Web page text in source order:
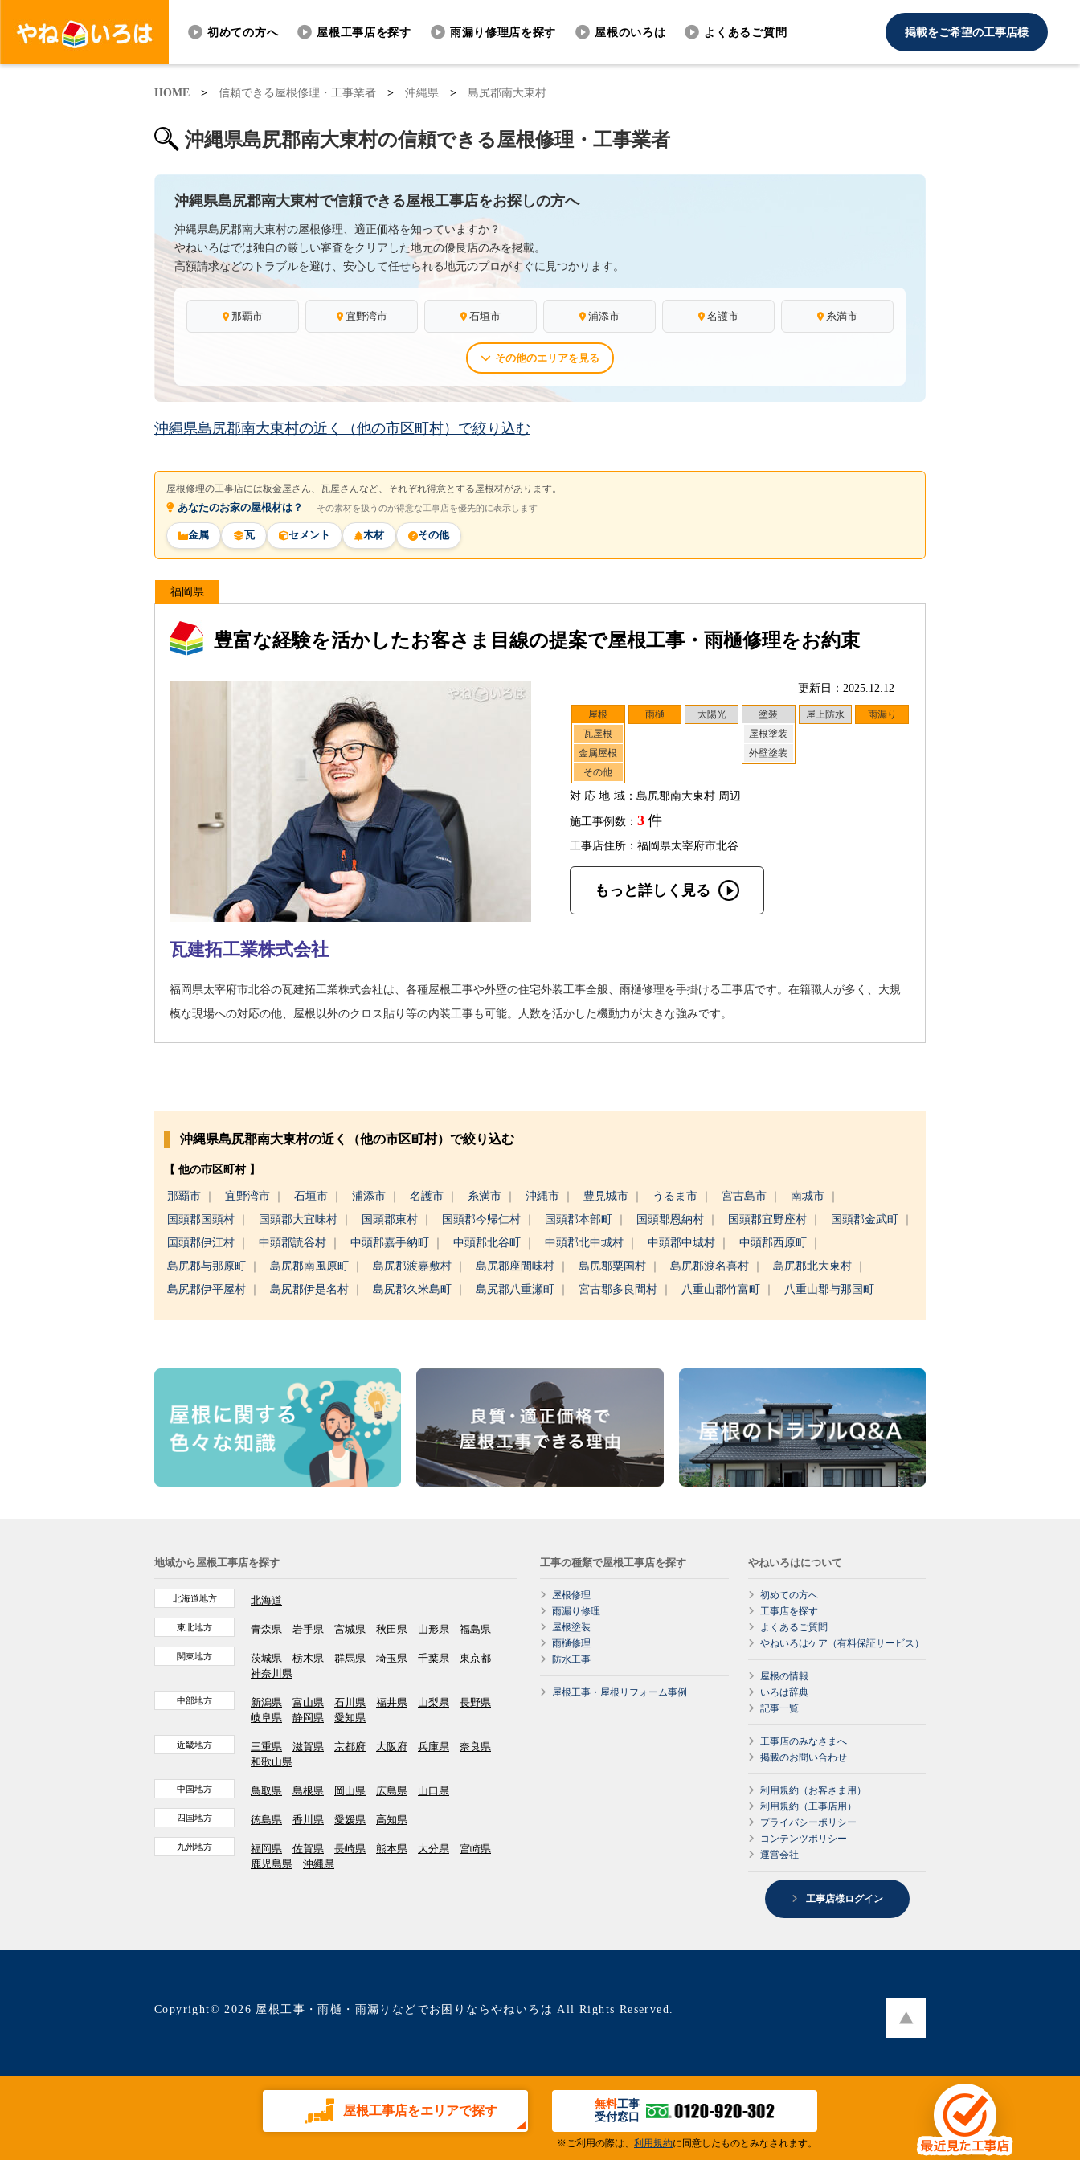
初めての方へ 屋根工事店を探す 雨漏り修理店を探す 屋根のいろは よくあるご質問 掲載をご希望の工事店様
HOME > 信頼できる屋根修理・工事業者 > 沖縄県 > 島尻郡南大東村
沖縄県島尻郡南大東村の信頼できる屋根修理・工事業者
沖縄県島尻郡南大東村で信頼できる屋根工事店をお探しの方へ
沖縄県島尻郡南大東村の屋根修理、適正価格を知っていますか？
やねいろはでは独自の厳しい審査をクリアした地元の優良店のみを掲載。
高額請求などのトラブルを避け、安心して任せられる地元のプロがすぐに見つかります。
那覇市 宜野湾市 石垣市 浦添市 名護市 糸満市
その他のエリアを見る
沖縄県島尻郡南大東村の近く（他の市区町村）で絞り込む
屋根修理の工事店には板金屋さん、瓦屋さんなど、それぞれ得意とする屋根材があります。
あなたのお家の屋根材は？ ― その素材を扱うのが得意な工事店を優先的に表示します
金属 瓦 セメント 木材 その他
福岡県
豊富な経験を活かしたお客さま目線の提案で屋根工事・雨樋修理をお約束
更新日：2025.12.12
屋根
瓦屋根
金属屋根
その他
雨樋 太陽光
塗装
屋根塗装
外壁塗装
屋上防水 雨漏り
対応地域：島尻郡南大東村 周辺
施工事例数： 3 件
工事店住所：福岡県太宰府市北谷
もっと詳しく見る
瓦建拓工業株式会社
福岡県太宰府市北谷の瓦建拓工業株式会社は、各種屋根工事や外壁の住宅外装工事全般、雨樋修理を手掛ける工事店です。在籍職人が多く、大規
模な現場への対応の他、屋根以外のクロス貼り等の内装工事も可能。人数を活かした機動力が大きな強みです。
沖縄県島尻郡南大東村の近く（他の市区町村）で絞り込む
【 他の市区町村 】
那覇市 宜野湾市 石垣市 浦添市 名護市 糸満市 沖縄市 豊見城市 うるま市 宮古島市
南城市
国頭郡国頭村
国頭郡大宜味村 国頭郡東村 国頭郡今帰仁村 国頭郡本部町 国頭郡恩納村 国頭郡宜野座村
国頭郡金武町
国頭郡伊江村
中頭郡読谷村 中頭郡嘉手納町 中頭郡北谷町 中頭郡北中城村 中頭郡中城村
中頭郡西原町
島尻郡与那原町
島尻郡南風原町 島尻郡渡嘉敷村 島尻郡座間味村 島尻郡粟国村 島尻郡渡名喜村
島尻郡北大東村
島尻郡伊平屋村
島尻郡伊是名村 島尻郡久米島町 島尻郡八重瀬町 宮古郡多良間村 八重山郡竹富町 八重山郡与那国町
地域から屋根工事店を探す
北海道地方 北海道
東北地方 青森県 岩手県 宮城県 秋田県 山形県 福島県
関東地方 茨城県 栃木県 群馬県 埼玉県 千葉県
東京都
神奈川県
中部地方 新潟県 富山県 石川県 福井県 山梨県
長野県
岐阜県
静岡県 愛知県
近畿地方 三重県 滋賀県 京都府 大阪府 兵庫県
奈良県
和歌山県
中国地方 鳥取県 島根県 岡山県 広島県 山口県
四国地方 徳島県 香川県 愛媛県 高知県
九州地方 福岡県 佐賀県 長崎県 熊本県 大分県
宮崎県
鹿児島県
沖縄県
工事の種類で屋根工事店を探す
屋根修理
雨漏り修理
屋根塗装
雨樋修理
防水工事
屋根工事・屋根リフォーム事例
やねいろはについて
初めての方へ
工事店を探す
よくあるご質問
やねいろはケア（有料保証サービス）
屋根の情報
いろは辞典
記事一覧
工事店のみなさまへ
掲載のお問い合わせ
利用規約（お客さま用）
利用規約（工事店用）
プライバシーポリシー
コンテンツポリシー
運営会社
工事店様ログイン
Copyright© 2026 屋根工事・雨樋・雨漏りなどでお困りならやねいろは All Rights Reserved.
屋根工事店をエリアで探す 無料工事
受付窓口
※ご利用の際は、 利用規約に同意したものとみなされます。